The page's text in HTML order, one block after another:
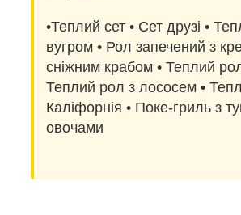
•Теплий сет • Сет друзі •
вугром • Рол запечений з
сніжним крабом • Теплий
Теплий рол з лососем •
Каліфорнія • Поке-гриль з
овочами